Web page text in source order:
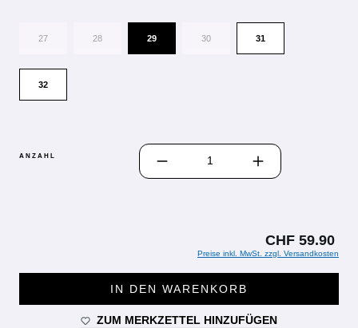
27 28 29 30 31
32
ANZAHL
PRODUKT ANZAHL: GIB DEN
CHF 59.90
Preise inkl. MwSt. zzgl. Versandkosten
IN DEN WARENKORB
ZUM MERKZETTEL HINZUFÜGEN